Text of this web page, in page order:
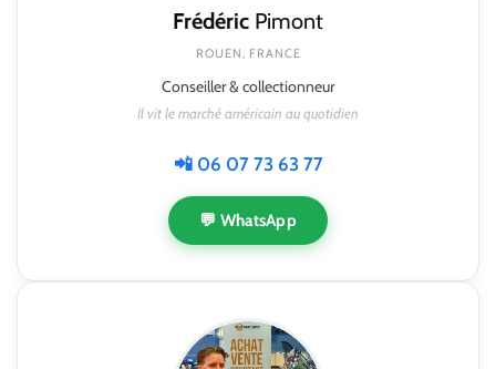
Frédéric Pimont
ROUEN, FRANCE
Conseiller & collectionneur
Il vit le marché américain au quotidien
📲 06 07 73 63 77
💬 WhatsApp